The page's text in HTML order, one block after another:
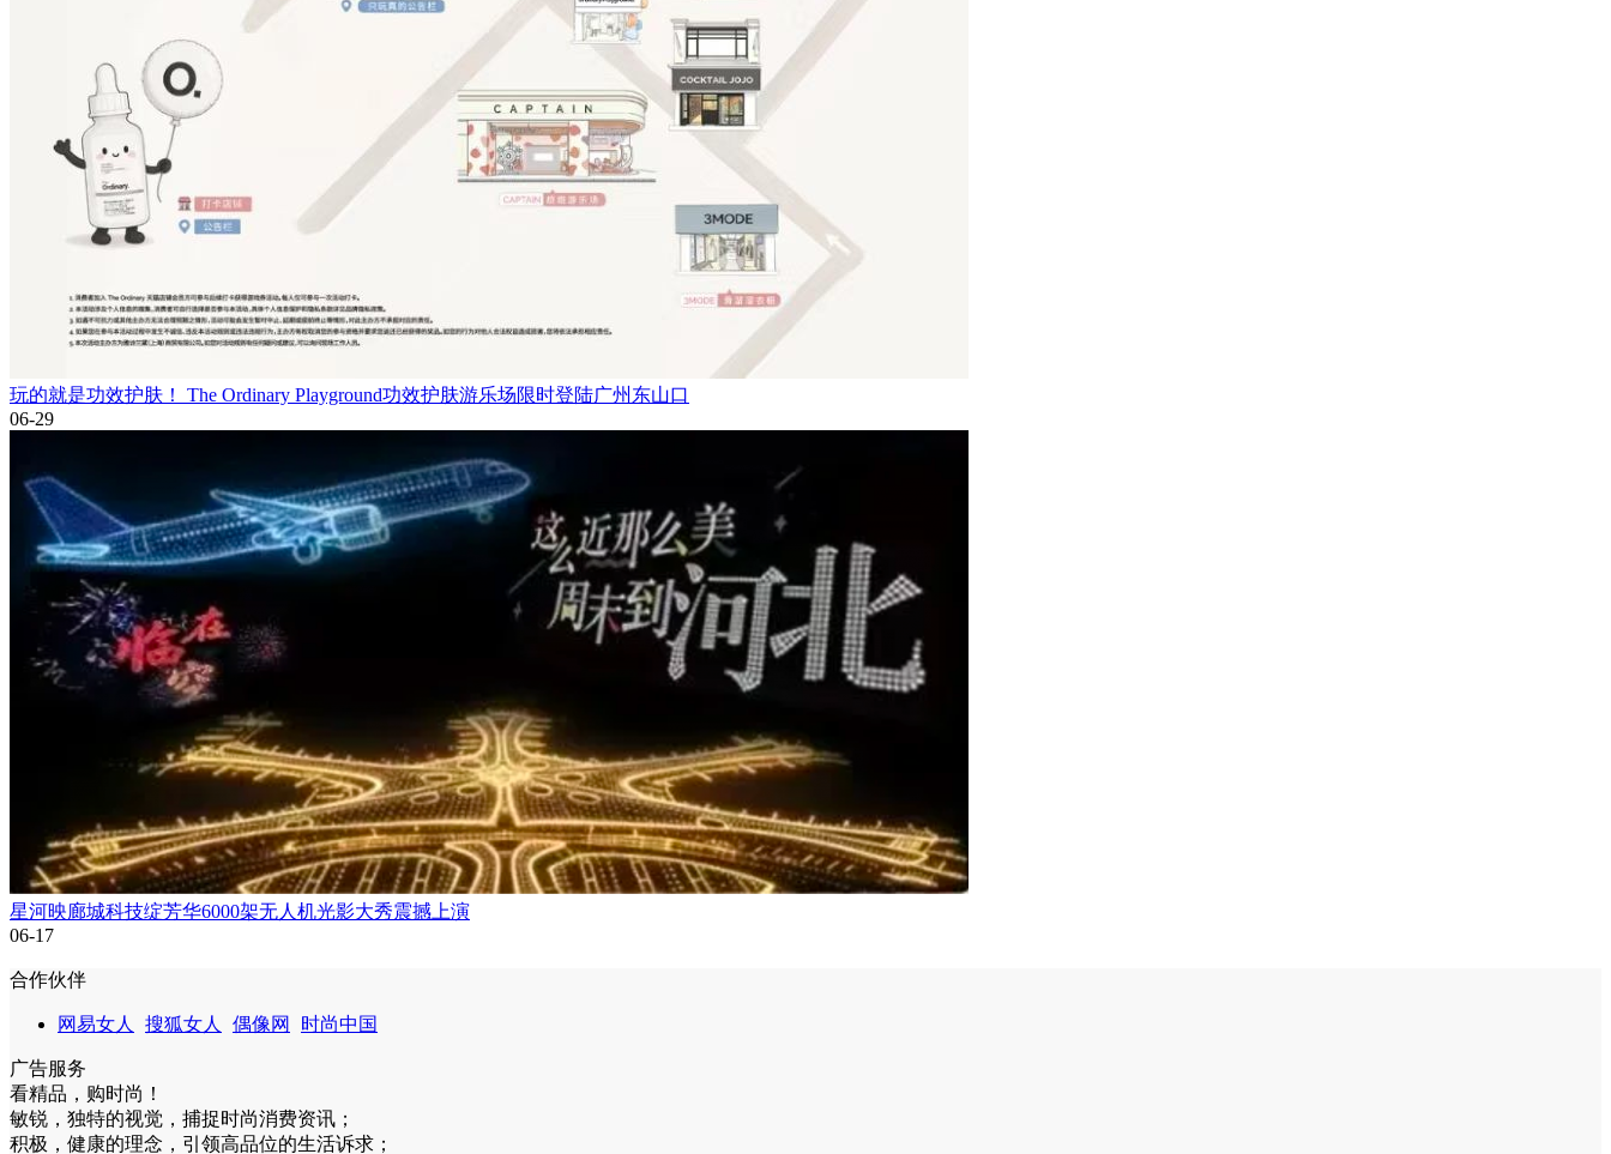
玩的就是功效护肤！ The Ordinary Playground功效护肤游乐场限时登陆广州东山口
06-29
星河映廊城科技绽芳华6000架无人机光影大秀震撼上演
06-17
合作伙伴
网易女人 搜狐女人 偶像网 时尚中国
广告服务
看精品，购时尚！
敏锐，独特的视觉，捕捉时尚消费资讯；
积极，健康的理念，引领高品位的生活诉求；